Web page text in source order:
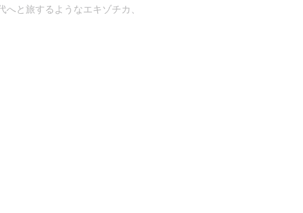
と旅するようなエキゾチカ、